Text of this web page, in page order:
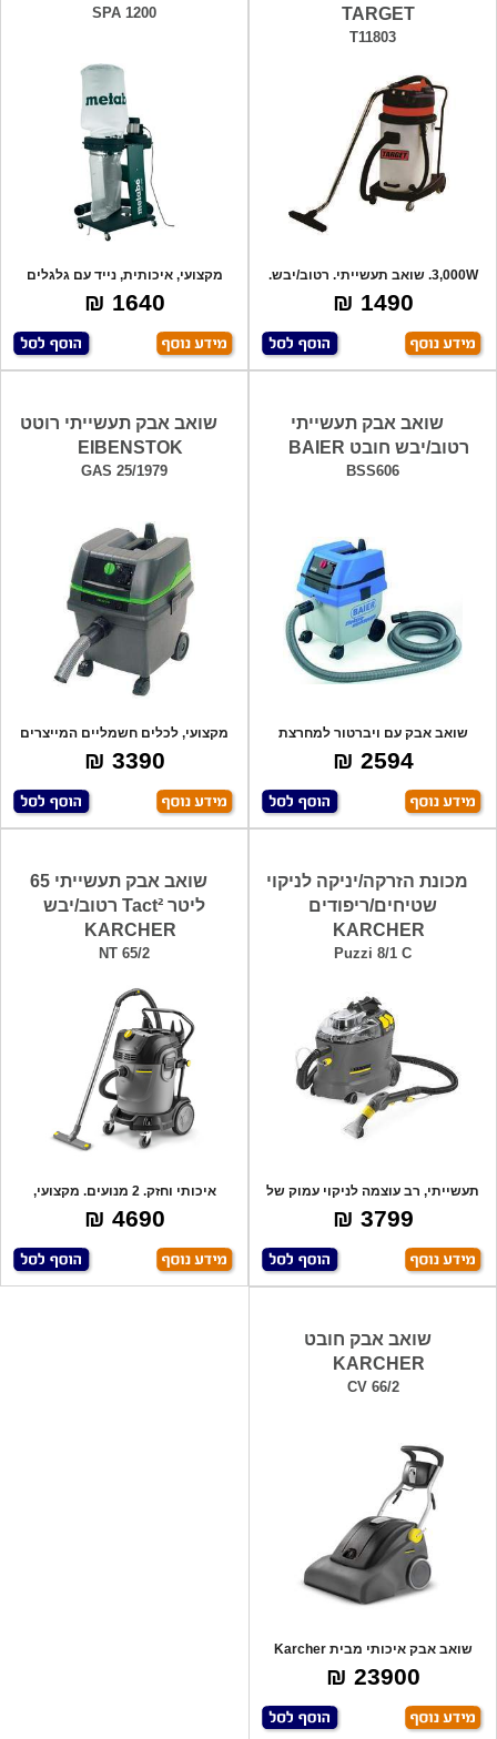
TARGET
T11803
3,000W. שואב תעשייתי. רטוב/יבש.
מיכל פ
1490 ₪
SPA 1200
מקצועי, איכותית, נייד עם גלגלים
מובנים,
1640 ₪
שואב אבק תעשייתי
רטוב/יבש חובט BAIER
BSS606
שואב אבק עם ויברטור למחרצת
קירות, 25 ליט
2594 ₪
שואב אבק תעשייתי רוטט
EIBENSTOK
GAS 25/1979
מקצועי, לכלים חשמליים המייצרים
אבק ולנוז
3390 ₪
מכונת הזרקה/יניקה לניקוי
שטיחים/ריפודים
KARCHER
Puzzi 8/1 C
תעשייתי, רב עוצמה לניקוי עמוק של
ספות, ש
3799 ₪
שואב אבק תעשייתי 65
ליטר Tact² רטוב/יבש
KARCHER
NT 65/2
איכותי וחזק. 2 מנועים. מקצועי,
2760W מתא
4690 ₪
שואב אבק חובט
KARCHER
CV 66/2
שואב אבק איכותי מבית Karcher
גרמניה. שו
23900 ₪